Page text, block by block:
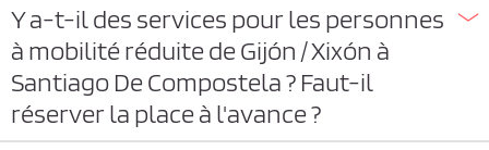
Y a-t-il des services pour les personnes
à mobilité réduite de Gijón / Xixón à
Santiago De Compostela ? Faut-il
réserver la place à l'avance ?